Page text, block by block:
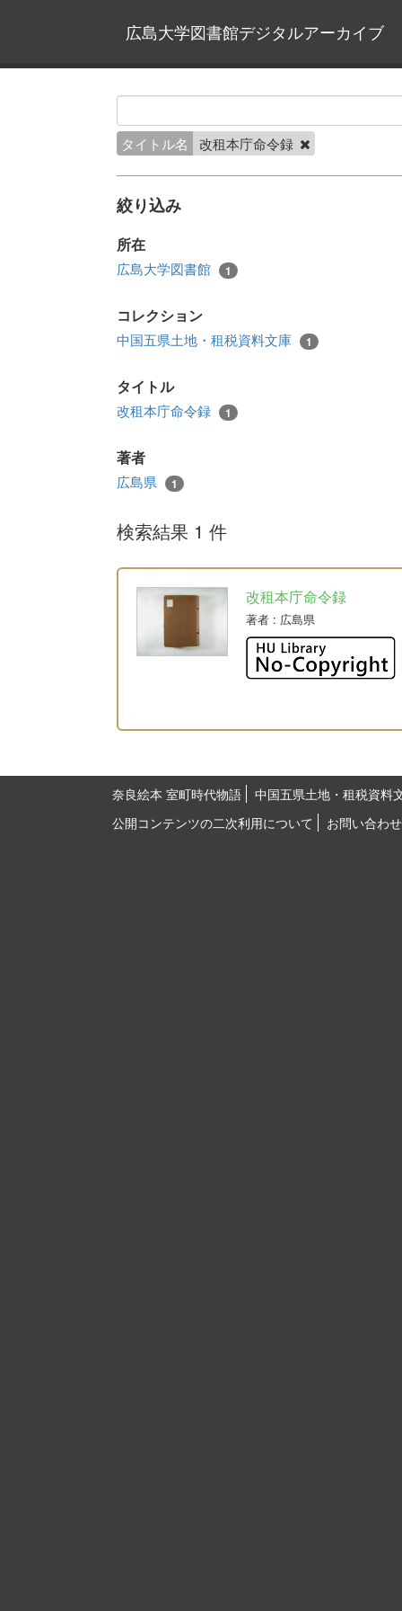
広島大学図書館デジタルアーカイブ
タイトル名 改租本庁命令録
絞り込み
所在
広島大学図書館 1
コレクション
中国五県土地・租税資料文庫 1
タイトル
改租本庁命令録 1
著者
広島県 1
検索結果 1 件
改租本庁命令録
著者 : 広島県
奈良絵本 室町時代物語
中国五県土地・租税資料
公開コンテンツの二次利用について
お問い合わせ